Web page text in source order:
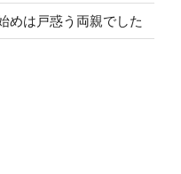
めは戸惑う両親でした